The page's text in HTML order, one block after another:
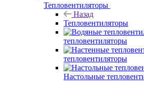
Тепловентиляторы
Назад
Тепловентиляторы
тепловентиляторы
тепловентиляторы
Настольные